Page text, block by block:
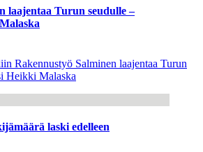
laajentaa Turun seudulle –
Rakennustyö Salminen laajentaa Turun
Heikki Malaska
laski edelleen